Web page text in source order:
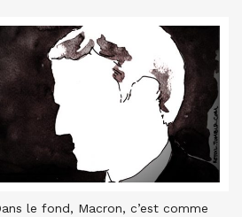
le fond, Macron, c’est comme